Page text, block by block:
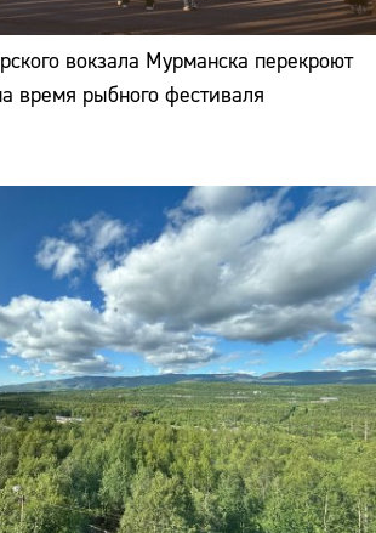
вокзала Мурманска перекроют
время рыбного фестиваля